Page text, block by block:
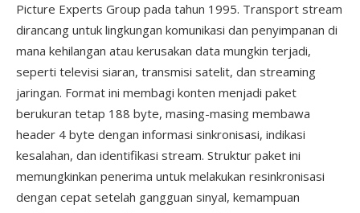
Picture Experts Group pada tahun 1995. Transport stream
dirancang untuk lingkungan komunikasi dan penyimpanan di
mana kehilangan atau kerusakan data mungkin terjadi,
seperti televisi siaran, transmisi satelit, dan streaming
jaringan. Format ini membagi konten menjadi paket
berukuran tetap 188 byte, masing-masing membawa
header 4 byte dengan informasi sinkronisasi, indikasi
kesalahan, dan identifikasi stream. Struktur paket ini
memungkinkan penerima untuk melakukan resinkronisasi
dengan cepat setelah gangguan sinyal, kemampuan